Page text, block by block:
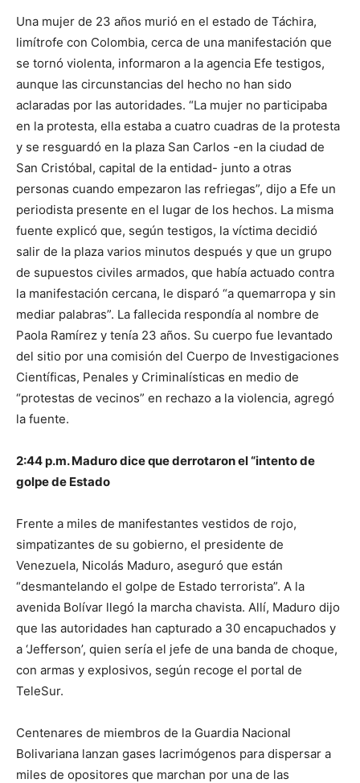
Una mujer de 23 años murió en el estado de Táchira,
limítrofe con Colombia, cerca de una manifestación que
se tornó violenta, informaron a la agencia Efe testigos,
aunque las circunstancias del hecho no han sido
aclaradas por las autoridades. “La mujer no participaba
en la protesta, ella estaba a cuatro cuadras de la protesta
y se resguardó en la plaza San Carlos -en la ciudad de
San Cristóbal, capital de la entidad- junto a otras
personas cuando empezaron las refriegas”, dijo a Efe un
periodista presente en el lugar de los hechos. La misma
fuente explicó que, según testigos, la víctima decidió
salir de la plaza varios minutos después y que un grupo
de supuestos civiles armados, que había actuado contra
la manifestación cercana, le disparó “a quemarropa y sin
mediar palabras”. La fallecida respondía al nombre de
Paola Ramírez y tenía 23 años. Su cuerpo fue levantado
del sitio por una comisión del Cuerpo de Investigaciones
Científicas, Penales y Criminalísticas en medio de
“protestas de vecinos” en rechazo a la violencia, agregó
la fuente.
2:44 p.m. Maduro dice que derrotaron el “intento de
golpe de Estado
Frente a miles de manifestantes vestidos de rojo,
simpatizantes de su gobierno, el presidente de
Venezuela, Nicolás Maduro, aseguró que están
“desmantelando el golpe de Estado terrorista”. A la
avenida Bolívar llegó la marcha chavista. Allí, Maduro dijo
que las autoridades han capturado a 30 encapuchados y
a ‘Jefferson’, quien sería el jefe de una banda de choque,
con armas y explosivos, según recoge el portal de
TeleSur.
Centenares de miembros de la Guardia Nacional
Bolivariana lanzan gases lacrimógenos para dispersar a
miles de opositores que marchan por una de las